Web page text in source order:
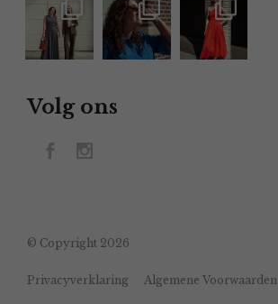
Volg ons
© Copyright 2026
Privacyverklaring Algemene Voorwaarden